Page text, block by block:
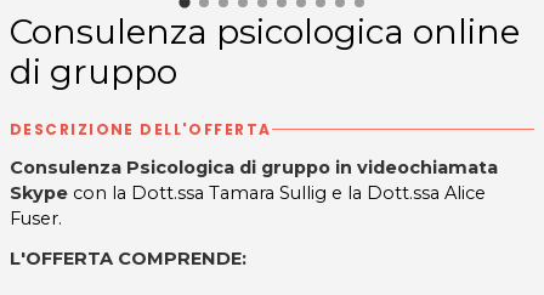
Consulenza psicologica online
di gruppo
DESCRIZIONE DELL'OFFERTA
Consulenza Psicologica di gruppo in videochiamata
Skype con la Dott.ssa Tamara Sullig e la Dott.ssa Alice
Fuser.
L'OFFERTA COMPRENDE: